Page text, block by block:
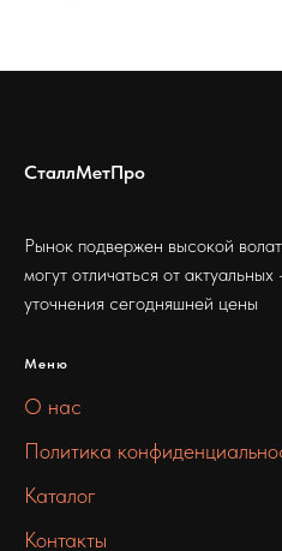
СталлМетПро
Рынок подвержен высокой
могут отличаться от
уточнения сегодняшней цены
Меню
О нас
Политика
Каталог
Контакты